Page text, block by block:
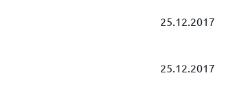
25.12.2017
25.12.2017